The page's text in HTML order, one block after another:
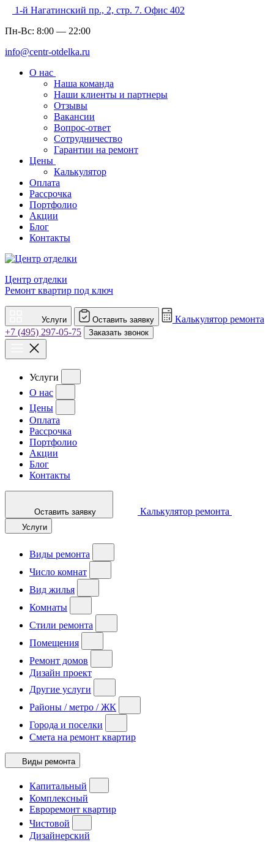
1-й Нагатинский пр., 2, стр. 7. Офис 402
Пн-Вс: 8:00 — 22:00
info@centr-otdelka.ru
О нас
Наша команда
Наши клиенты и партнеры
Отзывы
Вакансии
Вопрос-ответ
Сотрудничество
Гарантии на ремонт
Цены
Калькулятор
Оплата
Рассрочка
Портфолио
Акции
Блог
Контакты
Центр отделки
Ремонт квартир под ключ
Услуги Оставить заявку
Калькулятор ремонта
+7 (495) 297-05-75
Заказать звонок
Услуги
О нас
Цены
Оплата
Рассрочка
Портфолио
Акции
Блог
Контакты
Оставить заявку Калькулятор ремонта
Услуги
Виды ремонта
Число комнат
Вид жилья
Комнаты
Стили ремонта
Помещения
Ремонт домов
Дизайн проект
Другие услуги
Районы / метро / ЖК
Города и поселки
Смета на ремонт квартир
Виды ремонта
Капитальный
Комплексный
Евроремонт квартир
Чистовой
Дизайнерский